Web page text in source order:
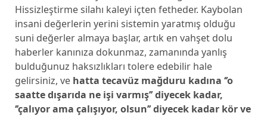
Hissizleştirme silahı kaleyi içten fetheder. Kaybolan
insani değerlerin yerini sistemin yaratmış olduğu
suni değerler almaya başlar, artık en vahşet dolu
haberler kanınıza dokunmaz, zamanında yanlış
bulduğunuz haksızlıkları tolere edebilir hale
gelirsiniz, ve hatta tecavüz mağduru kadına ‘’o
saatte dışarıda ne işi varmış’’ diyecek kadar,
‘’çalıyor ama çalışıyor, olsun’’ diyecek kadar kör ve